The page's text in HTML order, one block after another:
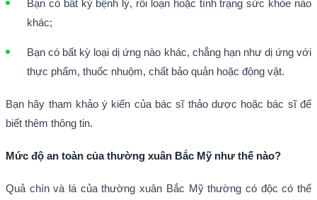
Bạn có bất kỳ bệnh lý, rối loạn hoặc tình trạng sức khỏe nào
khác;
Bạn có bất kỳ loại dị ứng nào khác, chẳng hạn như dị ứng với
thực phẩm, thuốc nhuộm, chất bảo quản hoặc động vật.
Bạn hãy tham khảo ý kiến của bác sĩ thảo dược hoặc bác sĩ để
biết thêm thông tin.
Mức độ an toàn của thường xuân Bắc Mỹ như thế nào?
Quả chín và lá của thường xuân Bắc Mỹ thường có độc có thể